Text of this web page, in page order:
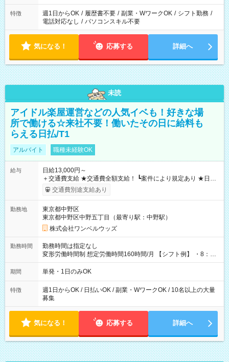
特徴 週1日からOK / 履歴書不要 / 副業・WワークOK / シフト勤務 /
電話対応なし / パソコンスキル不要
気になる！ 応募する 詳細へ
未読
アイドル楽屋運営などの人気イベも！好きな場
所で働ける☆来社不要！働いたその日に給料も
らえる日払/T1
アルバイト 職種未経験OK
給与
日給13,000円～
＋交通費支給 ★交通費全額支給！ ┗案件により規定あり ★日払
いOK！（規定あり） ┗働いたその日に現金GET♪ お仕事後はコ
ンビニATMから 日払い分を引き落とせます！ 【試用期間】試
交通費別途支給あり
勤務地
東京都中野区
東京都中野区中野五丁目（最寄り駅：中野駅）
株式会社ワンベルウッズ
勤務時間
勤務時間は指定なし
変形労働時間制 想定労働時間160時間/月 【シフト例】 ・8：00
～21：00
期間 単発・1日のみOK
特徴
週1日からOK / 日払いOK / 副業・WワークOK / 10名以上の大量
募集
気になる！ 応募する 詳細へ